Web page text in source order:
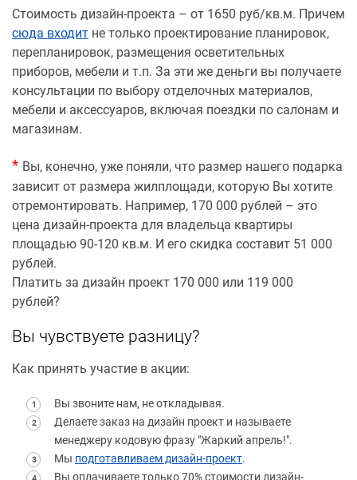
Стоимость дизайн-проекта – от 1650 руб/кв.м. Причем
сюда входит не только проектирование планировок,
перепланировок, размещения осветительных
приборов, мебели и т.п. За эти же деньги вы получаете
консультации по выбору отделочных материалов,
мебели и аксессуаров, включая поездки по салонам и
магазинам.
* Вы, конечно, уже поняли, что размер нашего подарка
зависит от размера жилплощади, которую Вы хотите
отремонтировать. Например, 170 000 рублей – это
цена дизайн-проекта для владельца квартиры
площадью 90-120 кв.м. И его скидка составит 51 000
рублей.
Платить за дизайн проект 170 000 или 119 000
рублей?
Вы чувствуете разницу?
Как принять участие в акции:
Вы звоните нам, не откладывая.
Делаете заказ на дизайн проект и называете
менеджеру кодовую фразу "Жаркий апрель!".
Мы подготавливаем дизайн-проект.
Вы оплачиваете только 70% стоимости дизайн-